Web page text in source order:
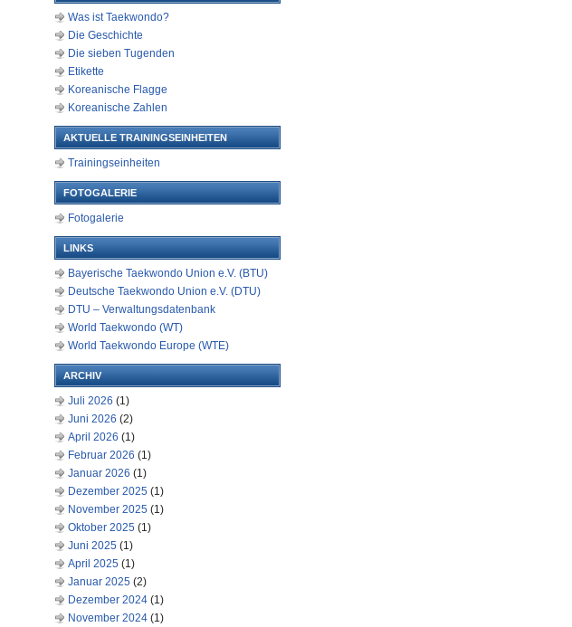
Was ist Taekwondo?
Die Geschichte
Die sieben Tugenden
Etikette
Koreanische Flagge
Koreanische Zahlen
AKTUELLE TRAININGSEINHEITEN
Trainingseinheiten
FOTOGALERIE
Fotogalerie
LINKS
Bayerische Taekwondo Union e.V. (BTU)
Deutsche Taekwondo Union e.V. (DTU)
DTU – Verwaltungsdatenbank
World Taekwondo (WT)
World Taekwondo Europe (WTE)
ARCHIV
Juli 2026 (1)
Juni 2026 (2)
April 2026 (1)
Februar 2026 (1)
Januar 2026 (1)
Dezember 2025 (1)
November 2025 (1)
Oktober 2025 (1)
Juni 2025 (1)
April 2025 (1)
Januar 2025 (2)
Dezember 2024 (1)
November 2024 (1)